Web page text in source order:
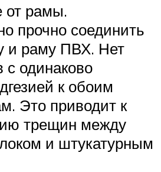
от рамы.
прочно соединить
и раму ПВХ. Нет
с одинаково
к обоим
Это приводит к
трещин между
и штукатурным